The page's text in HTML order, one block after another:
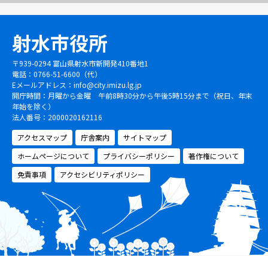
射水市役所
〒939-0294 富山県射水市新開発410番地1
電話：0766-51-6600（代）
Eメールアドレス： info@city.imizu.lg.jp
開庁時間：月曜から金曜 午前8時30分から午後5時15分まで（祝日、年末
年始を除く）
法人番号：2000020162116
アクセスマップ
庁舎案内
サイトマップ
ホームページについて
プライバシーポリシー
著作権について
免責事項
アクセシビリティポリシー